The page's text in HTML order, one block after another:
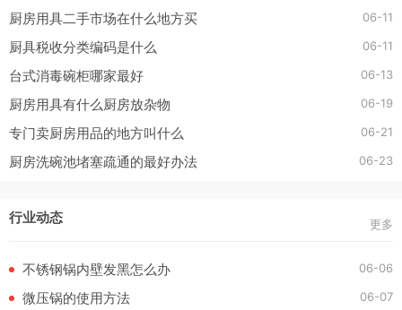
厨房用具二手市场在什么地方买 06-11
厨具税收分类编码是什么 06-11
台式消毒碗柜哪家最好 06-13
厨房用具有什么厨房放杂物 06-19
专门卖厨房用品的地方叫什么 06-21
厨房洗碗池堵塞疏通的最好办法 06-23
行业动态 更多
不锈钢锅内壁发黑怎么办 06-06
微压锅的使用方法 06-07